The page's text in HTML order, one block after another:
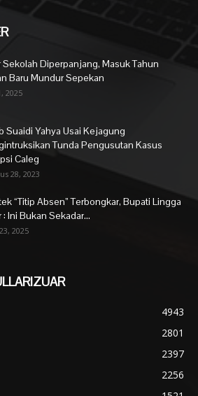
Sekolah Diperpanjang, Masuk Tahun
Baru Mundur Sepekan
2025
Suaidi Yahya Usai Kejagung
Tunda Pengusutan Kasus
Caleg
28, 2023
“Titip Absen” Terbongkar, Bupati Lingga
: Ini Bukan Sekadar...
2025
4943
2801
2397
2256